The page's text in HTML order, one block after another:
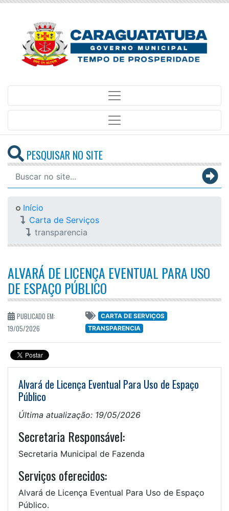
PESQUISAR NO SITE
Início
Carta de Serviços
transparencia
ALVARÁ DE LICENÇA EVENTUAL PARA USO
DE ESPAÇO PÚBLICO
PUBLICADO EM:
19/05/2026
CARTA DE SERVIÇOS
TRANSPARENCIA
Alvará de Licença Eventual Para Uso de Espaço
Público
Última atualização: 19/05/2026
Secretaria Responsável:
Secretaria Municipal de Fazenda
Serviços oferecidos:
Alvará de Licença Eventual Para Uso de Espaço
Público.